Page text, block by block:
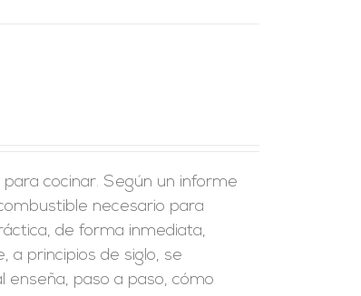
cocinar. Según un informe
necesario para
de forma inmediata,
a principios de siglo, se
paso a paso, cómo